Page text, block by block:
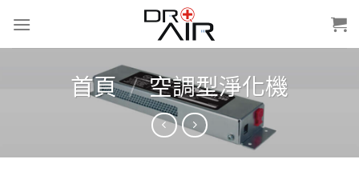
content
首頁 / 空調型淨化機